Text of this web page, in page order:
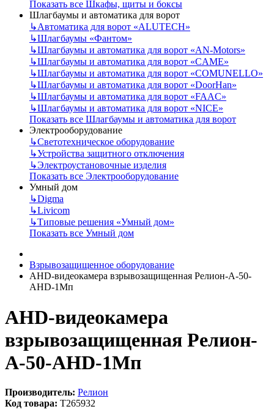
Показать все Шкафы, щиты и боксы
Шлагбаумы и автоматика для ворот
↳Автоматика для ворот «ALUTECH»
↳Шлагбаумы «Фантом»
↳Шлагбаумы и автоматика для ворот «AN-Motors»
↳Шлагбаумы и автоматика для ворот «CAME»
↳Шлагбаумы и автоматика для ворот «COMUNELLO»
↳Шлагбаумы и автоматика для ворот «DoorHan»
↳Шлагбаумы и автоматика для ворот «FAAC»
↳Шлагбаумы и автоматика для ворот «NICE»
Показать все Шлагбаумы и автоматика для ворот
Электрооборудование
↳Светотехническое оборудование
↳Устройства защитного отключения
↳Электроустановочные изделия
Показать все Электрооборудование
Умный дом
↳Digma
↳Livicom
↳Типовые решения «Умный дом»
Показать все Умный дом
Взрывозащищенное оборудование
AHD-видеокамера взрывозащищенная Релион-А-50-
AHD-1Мп
AHD-видеокамера
взрывозащищенная Релион-
А-50-AHD-1Мп
Производитель: Релион
Код товара: T265932